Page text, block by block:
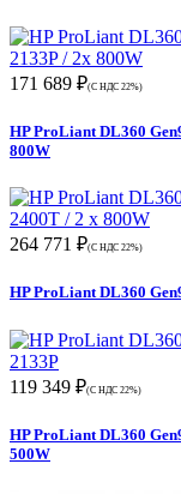
171 689 ₽(С НДС 22%)
HP ProLiant DL360
800W
264 771 ₽(С НДС 22%)
HP ProLiant DL360
119 349 ₽(С НДС 22%)
HP ProLiant DL360
500W